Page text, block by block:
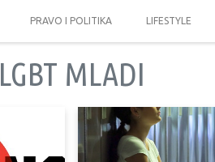
PRAVO I POLITIKA LIFESTYLE
LGBT MLADI